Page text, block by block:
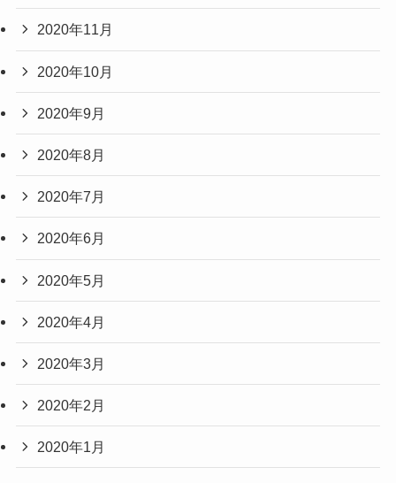
2020年11月
2020年10月
2020年9月
2020年8月
2020年7月
2020年6月
2020年5月
2020年4月
2020年3月
2020年2月
2020年1月